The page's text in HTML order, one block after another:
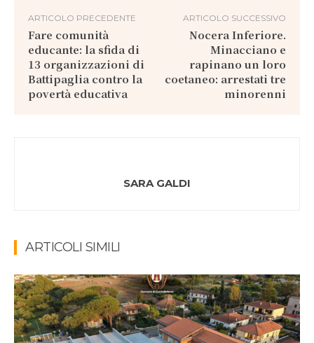
ARTICOLO PRECEDENTE
Fare comunità
educante: la sfida di
13 organizzazioni di
Battipaglia contro la
povertà educativa
ARTICOLO SUCCESSIVO
Nocera Inferiore.
Minacciano e
rapinano un loro
coetaneo: arrestati tre
minorenni
SARA GALDI
ARTICOLI SIMILI